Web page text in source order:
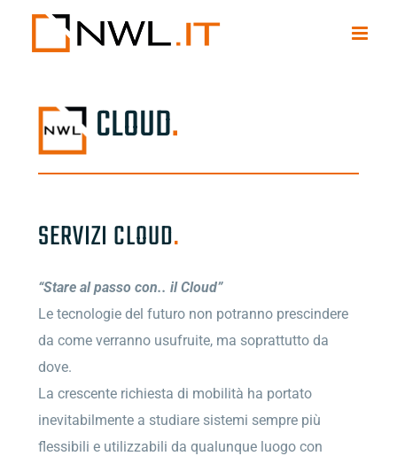
CLOUD.
SERVIZI CLOUD.
“Stare al passo con.. il Cloud”
Le tecnologie del futuro non potranno prescindere
da come verranno usufruite, ma soprattutto da
dove.
La crescente richiesta di mobilità ha portato
inevitabilmente a studiare sistemi sempre più
flessibili e utilizzabili da qualunque luogo con